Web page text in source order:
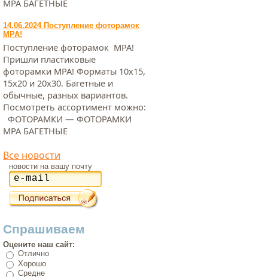
МРА БАГЕТНЫЕ
14.06.2024 Поступление фоторамок
МРА!
Поступление фоторамок МРА!
Пришли пластиковые
фоторамки МРА! Форматы 10х15,
15х20 и 20х30. Багетные и
обычные, разных вариантов.
Посмотреть ассортимент можно:
ФОТОРАМКИ — ФОТОРАМКИ
МРА БАГЕТНЫЕ
Все новости
новости на вашу почту
Спрашиваем
Оцените наш сайт:
Отлично
Хорошо
Средне